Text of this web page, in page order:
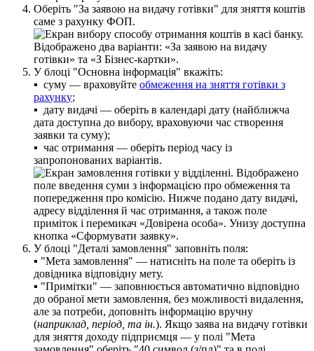
Оберіть "За заявою на видачу готівки" для зняття коштів
саме з рахунку ФОП.
У блоці "Основна інформація" вкажіть:
▪ суму — враховуйте обмеження на зняття готівки з
рахунку;
▪ дату видачі — оберіть в календарі дату (найближча
дата доступна до вибору, враховуючи час створення
заявки та суму);
▪ час отримання — оберіть період часу із
запропонованих варіантів.
У блоці "Деталі замовлення" заповніть поля:
▪ "Мета замовлення" — натисніть на поле та оберіть із
довідника відповідну мету.
▪ "Примітки" — заповнюється автоматично відповідно
до обраної мети замовлення, без можливості видалення,
але за потреби, доповніть інформацію вручну
(наприклад період та ін.). Якщо заява на видачу готівки
для зняття доходу підприємця — у полі "Мета